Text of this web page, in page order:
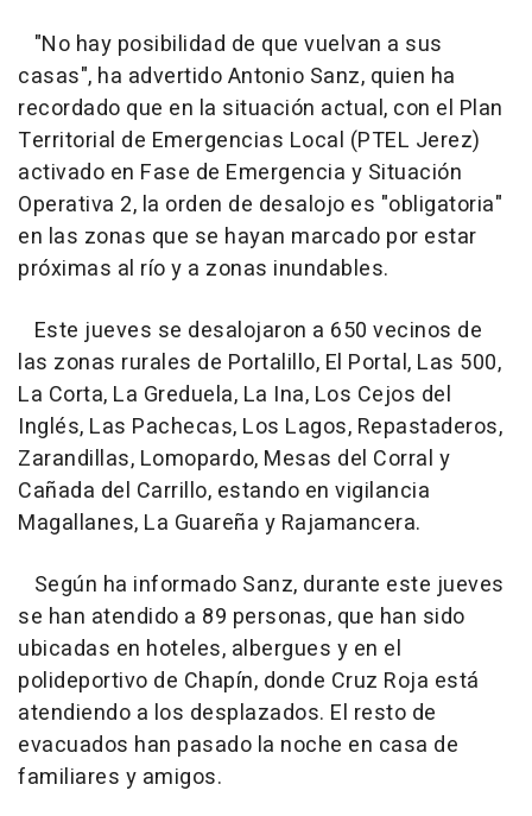
"No hay posibilidad de que vuelvan a sus
casas", ha advertido Antonio Sanz, quien ha
recordado que en la situación actual, con el Plan
Territorial de Emergencias Local (PTEL Jerez)
activado en Fase de Emergencia y Situación
Operativa 2, la orden de desalojo es "obligatoria"
en las zonas que se hayan marcado por estar
próximas al río y a zonas inundables.
Este jueves se desalojaron a 650 vecinos de
las zonas rurales de Portalillo, El Portal, Las 500,
La Corta, La Greduela, La Ina, Los Cejos del
Inglés, Las Pachecas, Los Lagos, Repastaderos,
Zarandillas, Lomopardo, Mesas del Corral y
Cañada del Carrillo, estando en vigilancia
Magallanes, La Guareña y Rajamancera.
Según ha informado Sanz, durante este jueves
se han atendido a 89 personas, que han sido
ubicadas en hoteles, albergues y en el
polideportivo de Chapín, donde Cruz Roja está
atendiendo a los desplazados. El resto de
evacuados han pasado la noche en casa de
familiares y amigos.